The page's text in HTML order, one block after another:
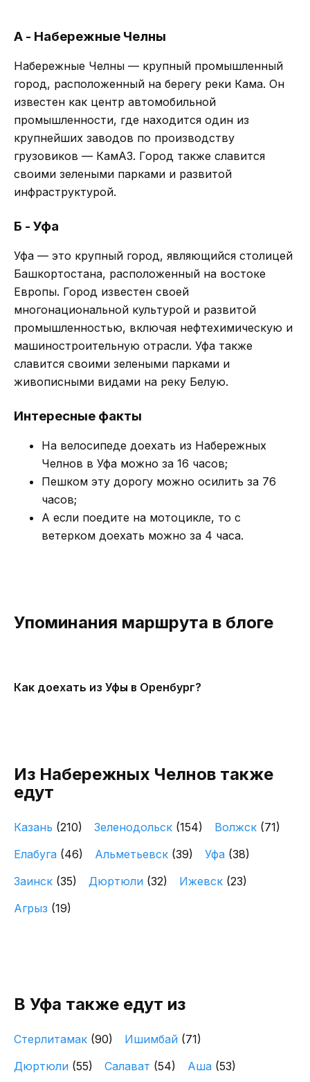
А - Набережные Челны
Набережные Челны — крупный промышленный
город, расположенный на берегу реки Кама. Он
известен как центр автомобильной
промышленности, где находится один из
крупнейших заводов по производству
грузовиков — КамАЗ. Город также славится
своими зелеными парками и развитой
инфраструктурой.
Б - Уфа
Уфа — это крупный город, являющийся столицей
Башкортостана, расположенный на востоке
Европы. Город известен своей
многонациональной культурой и развитой
промышленностью, включая нефтехимическую и
машиностроительную отрасли. Уфа также
славится своими зелеными парками и
живописными видами на реку Белую.
Интересные факты
На велосипеде доехать из Набережных
Челнов в Уфа можно за 16 часов;
Пешком эту дорогу можно осилить за 76
часов;
А если поедите на мотоцикле, то с
ветерком доехать можно за 4 часа.
Упоминания маршрута в блоге
Как доехать из Уфы в Оренбург?
Из Набережных Челнов также
едут
Казань (210) Зеленодольск (154) Волжск (71)
Елабуга (46) Альметьевск (39) Уфа (38)
Заинск (35) Дюртюли (32) Ижевск (23)
Агрыз (19)
В Уфа также едут из
Стерлитамак (90) Ишимбай (71)
Дюртюли (55) Салават (54) Аша (53)